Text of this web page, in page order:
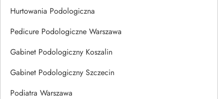
Hurtowania Podologiczna
Pedicure Podologiczne Warszawa
Gabinet Podologiczny Koszalin
Gabinet Podologiczny Szczecin
Podiatra Warszawa